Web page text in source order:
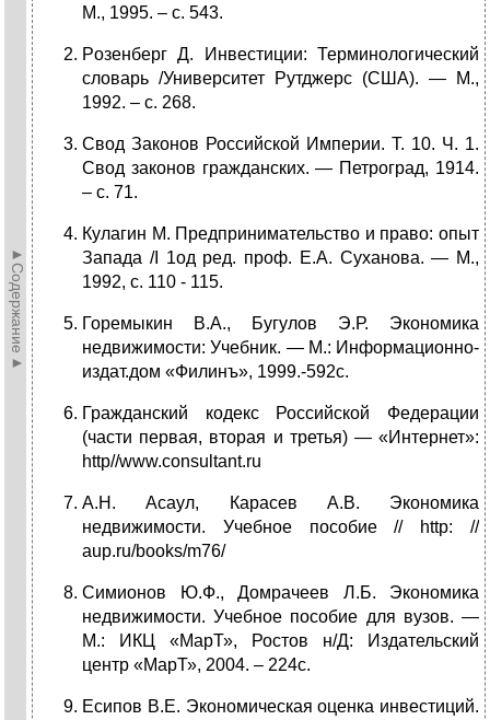
►Содержание►
М., 1995. – с. 543.
Poзенбepг Д. Инвестиции: Терминологический
словарь /Университет Рутджерс (США). — М.,
1992. – с. 268.
Свод Законов Российской Империи. Т. 10. Ч. 1.
Свод законов гражданских. — Петроград, 1914.
– с. 71.
Кулагин М. Предпринимательство и право: опыт
Запада /I 1од ред. проф. Е.А. Суханова. — М.,
1992, с. 110 - 115.
Горемыкин В.А., Бугулов Э.Р. Экономика
недвижимости: Учебник. — М.: Информационно-
издат.дом «Филинъ», 1999.-592с.
Гражданский кодекс Российской Федерации
(части первая, вторая и третья) — «Интернет»:
http//www.consultant.ru
А.Н. Асаул, Карасев А.В. Экономика
недвижимости. Учебное пособие // http: //
aup.ru/books/m76/
Симионов Ю.Ф., Домрачеев Л.Б. Экономика
недвижимости. Учебное пособие для вузов. —
М.: ИКЦ «МарТ», Ростов н/Д: Издательский
центр «МарТ», 2004. – 224с.
Есипов В.Е. Экономическая оценка инвестиций.